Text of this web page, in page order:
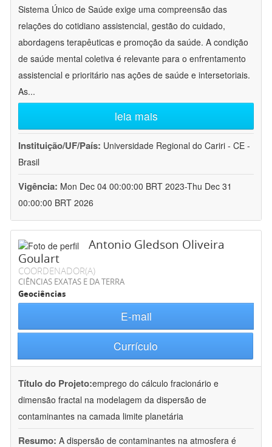
Sistema Único de Saúde exige uma compreensão das
relações do cotidiano assistencial, gestão do cuidado,
abordagens terapêuticas e promoção da saúde. A condição
de saúde mental coletiva é relevante para o enfrentamento
assistencial e prioritário nas ações de saúde e intersetoriais.
As...
leia mais
Instituição/UF/País: Universidade Regional do Cariri - CE -
Brasil
Vigência: Mon Dec 04 00:00:00 BRT 2023-Thu Dec 31
00:00:00 BRT 2026
Antonio Gledson Oliveira
Goulart
COORDENADOR(A)
CIÊNCIAS EXATAS E DA TERRA
Geociências
E-mail
Currículo
Título do Projeto:emprego do cálculo fracionário e
dimensão fractal na modelagem da dispersão de
contaminantes na camada limite planetária
Resumo: A dispersão de contaminantes na atmosfera é